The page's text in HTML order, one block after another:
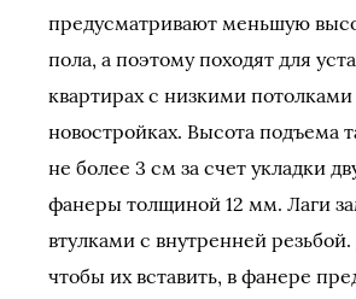
предусматривают меньшую
пола, а поэтому походят для
квартирах с низкими
новостройках. Высота подъема
не более 3 см за счет укладки
фанеры толщиной 12 мм. Лаги
втулками с внутренней резьбой.
чтобы их вставить, в фанере